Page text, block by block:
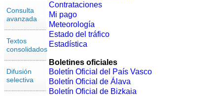
Consulta
avanzada
Textos
consolidados
Difusión
selectiva
Contrataciones
Mi pago
Meteorología
Estado del tráfico
Estadística
Boletines oficiales
Boletín Oficial del País Vasco
Boletín Oficial de Álava
Boletín Oficial de Bizkaia